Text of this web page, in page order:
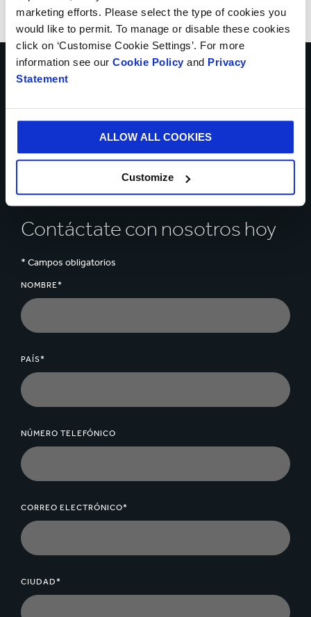
marketing efforts. Please select the type of cookies you
would like to permit. To manage or disable these cookies
click on ‘Customise Cookie Settings’. For more
information see our Cookie Policy and Privacy
Statement
ALLOW ALL COOKIES
Customize
Habla con nuestros
expertos para ayudarte a
resolver los retos de tu
negocio
Contáctate con nosotros hoy
* Campos obligatorios
NOMBRE*
PAÍS*
NÚMERO TELEFÓNICO
CORREO ELECTRÓNICO*
CIUDAD*